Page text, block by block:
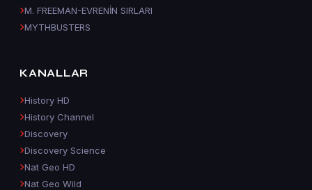
M. FREEMAN-EVRENİN SIRLARI
MYTHBUSTERS
KANALLAR
History HD
History Channel
Discovery
Discovery Science
Nat Geo HD
Nat Geo Wild